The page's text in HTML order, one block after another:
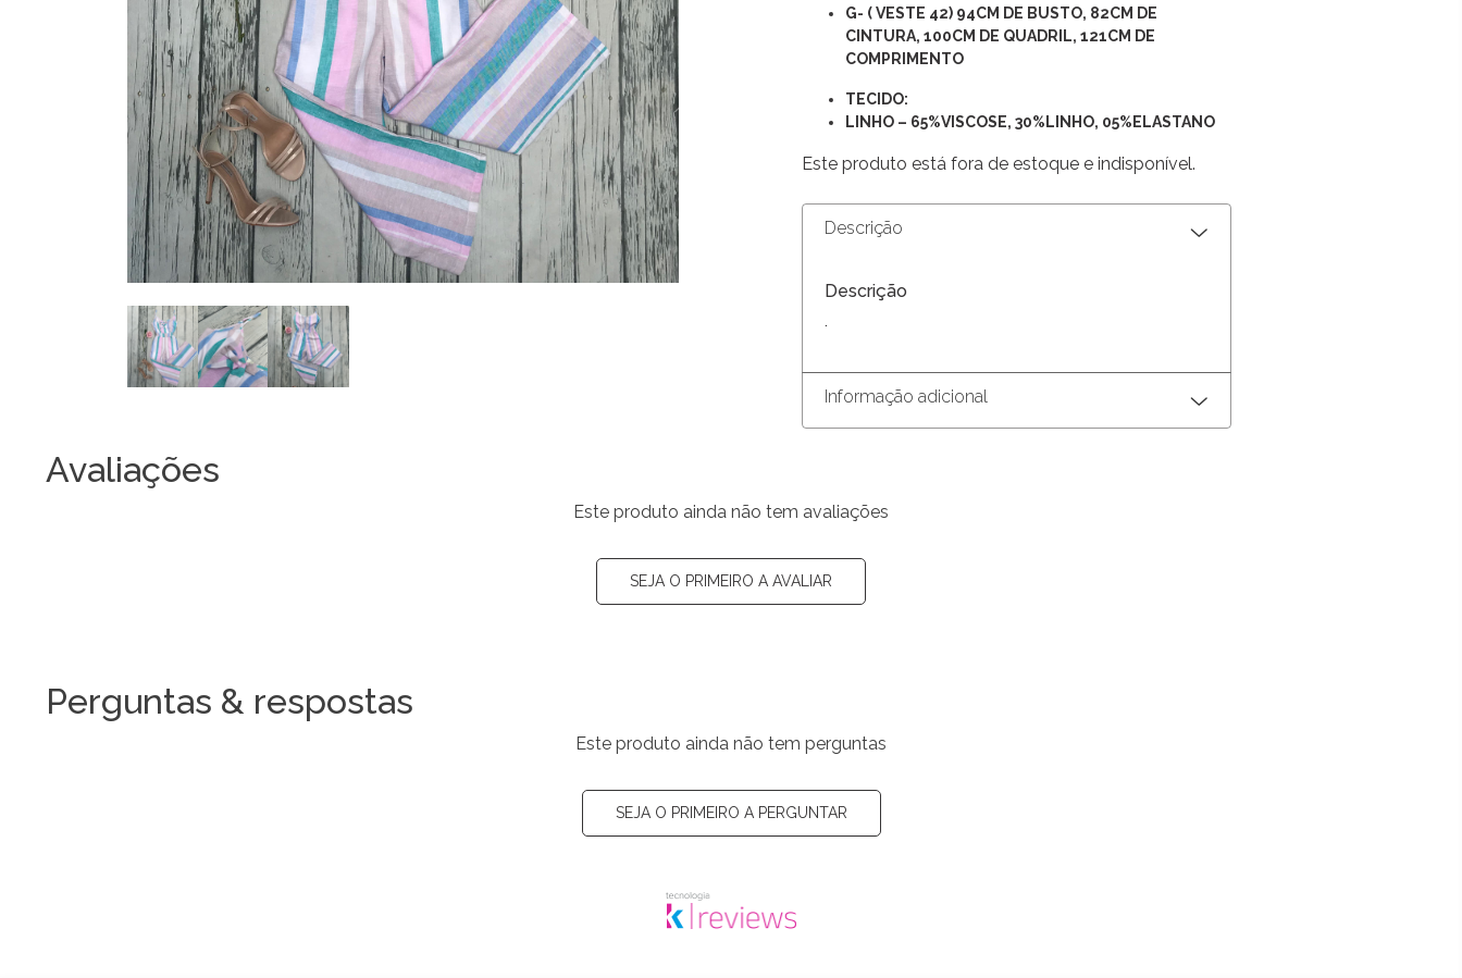
G- ( VESTE 42) 94CM DE BUSTO, 82CM DE
CINTURA, 100CM DE QUADRIL, 121CM DE
COMPRIMENTO
TECIDO:
LINHO – 65%VISCOSE, 30%LINHO, 05%ELASTANO
Este produto está fora de estoque e indisponível.
Descrição
Descrição
.
Informação adicional
Avaliações
Este produto ainda não tem avaliações
SEJA O PRIMEIRO A AVALIAR
Perguntas & respostas
Este produto ainda não tem perguntas
SEJA O PRIMEIRO A PERGUNTAR